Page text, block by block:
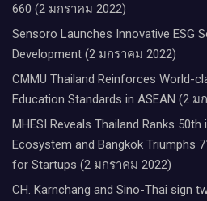
660 (2 มกราคม 2022)
Sensoro Launches Innovative ESG
Development (2 มกราคม 2022)
CMMU Thailand Reinforces World-
Education Standards in ASEAN (2 ม
MHESI Reveals Thailand Ranks 50th
Ecosystem and Bangkok Triumphs
for Startups (2 มกราคม 2022)
CH. Karnchang and Sino-Thai sign